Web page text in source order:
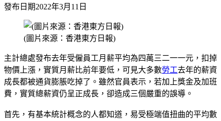
發布日期2022年3月11日
(圖片來源：香港東方日報)
主計總處發布去年受僱員工月薪平均為四萬三二一一元，扣掉
物價上漲，實質月薪比前年要低，可見大多數勞工去年的薪資
成長都被通貨膨脹吃掉了。雖然官員表示，若加上獎金及加班
費，實質總薪資仍呈正成長，卻造成三個嚴重的誤導。
首先，有基本統計概念的人都知道，易受極端值扭曲的平均數